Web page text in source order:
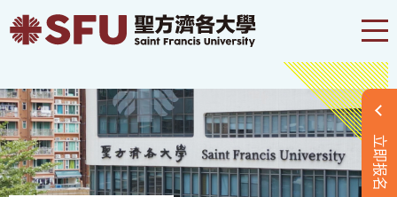
立即报名